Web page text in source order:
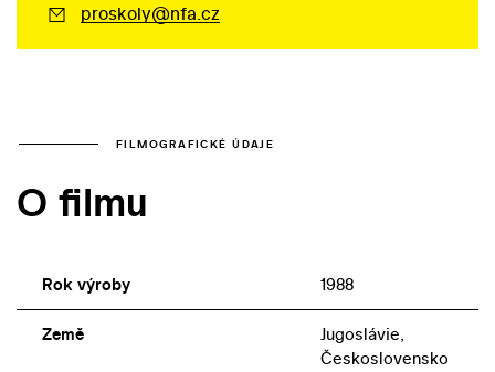
proskoly@nfa.cz
FILMOGRAFICKÉ ÚDAJE
O filmu
Rok výroby 1988
Země
Jugoslávie,
Československo